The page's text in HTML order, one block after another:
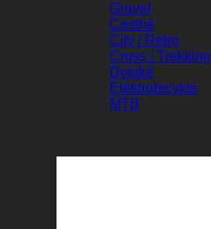
Gravel
Cestné
City / Retro
Cross / Trekking
Detské
Elektrobicykle
MTB